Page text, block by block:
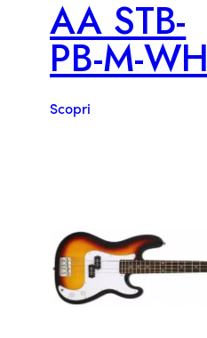
AA STB-
PB-M-WH
Scopri